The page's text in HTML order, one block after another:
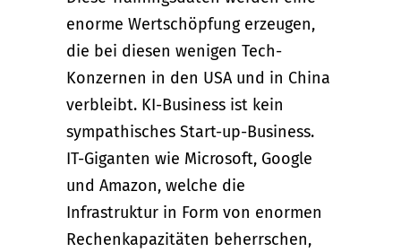
enorme Wertschöpfung erzeugen,
die bei diesen wenigen Tech-
Konzernen in den USA und in China
verbleibt. KI-Business ist kein
sympathisches Start-up-Business.
IT-Giganten wie Microsoft, Google
und Amazon, welche die
Infrastruktur in Form von enormen
Rechenkapazitäten beherrschen,